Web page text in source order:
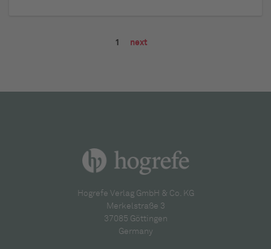
1 next
Hogrefe Verlag GmbH & Co. KG
Merkelstraße 3
37085 Göttingen
Germany